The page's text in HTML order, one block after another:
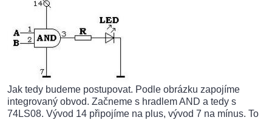
Jak tedy budeme postupovat. Podle obrázku zapojíme
integrovaný obvod. Začneme s hradlem AND a tedy s
74LS08. Vývod 14 připojíme na plus, vývod 7 na mínus. To